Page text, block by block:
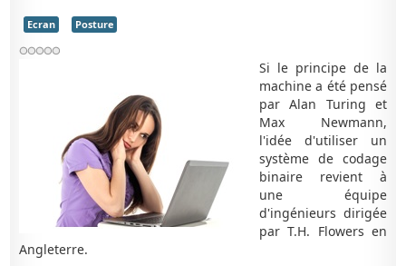
Ecran Posture
Si le principe de la
machine a été pensé
par Alan Turing et
Max Newmann,
l'idée d'utiliser un
système de codage
binaire revient à
une équipe
d'ingénieurs dirigée
par T.H. Flowers en
Angleterre.